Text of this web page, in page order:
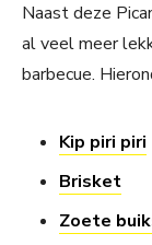
Naast deze
al veel meer
barbecue.
Kip piri piri
Brisket
Zoete